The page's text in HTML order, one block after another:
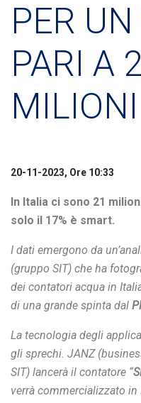
PER
PARI A
20-11-2023, Ore 10:33
In Italia ci sono 21
solo il 17% è smart.
I dati emergono da
(gruppo SIT) che ha
dei contatori acqua in
di una grande spinta dal
La tecnologia degli
gli sprechi. JANZ
SIT) lancerà il contatore “
verrà commercializzato in